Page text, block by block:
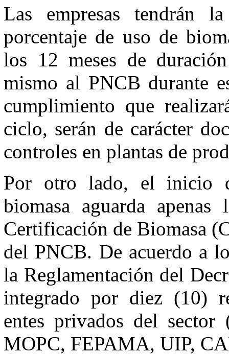
Las empresas tendrán
porcentaje de uso de
los 12 meses de
mismo al PNCB durante
cumplimiento que
ciclo, serán de carácter
controles en plantas de
Por otro lado, el inicio
biomasa aguarda
Certificación de Biomasa
del PNCB. De acuerdo a
la Reglamentación del
integrado por diez (10)
entes privados del
MOPC, FEPAMA, UIP,